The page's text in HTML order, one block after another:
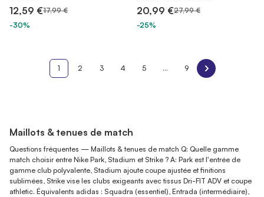
12,59 €17,99 €
-30%
20,99 €27,99 €
-25%
1 2 3 4 5 ... 9
Maillots & tenues de match
Questions fréquentes — Maillots & tenues de match Q: Quelle gamme
match choisir entre Nike Park, Stadium et Strike ? A: Park est l'entrée de
gamme club polyvalente, Stadium ajoute coupe ajustée et finitions
sublimées, Strike vise les clubs exigeants avec tissus Dri-FIT ADV et coupe
athletic. Équivalents adidas : Squadra (essentiel), Entrada (intermédiaire),